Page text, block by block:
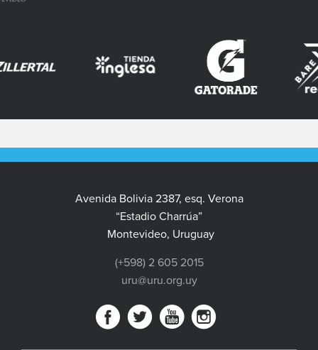
Avenida Bolivia 2387, esq. Verona
“Estadio Charrúa”
Montevideo, Uruguay
(+598) 2 605 2015
uru@uru.org.uy